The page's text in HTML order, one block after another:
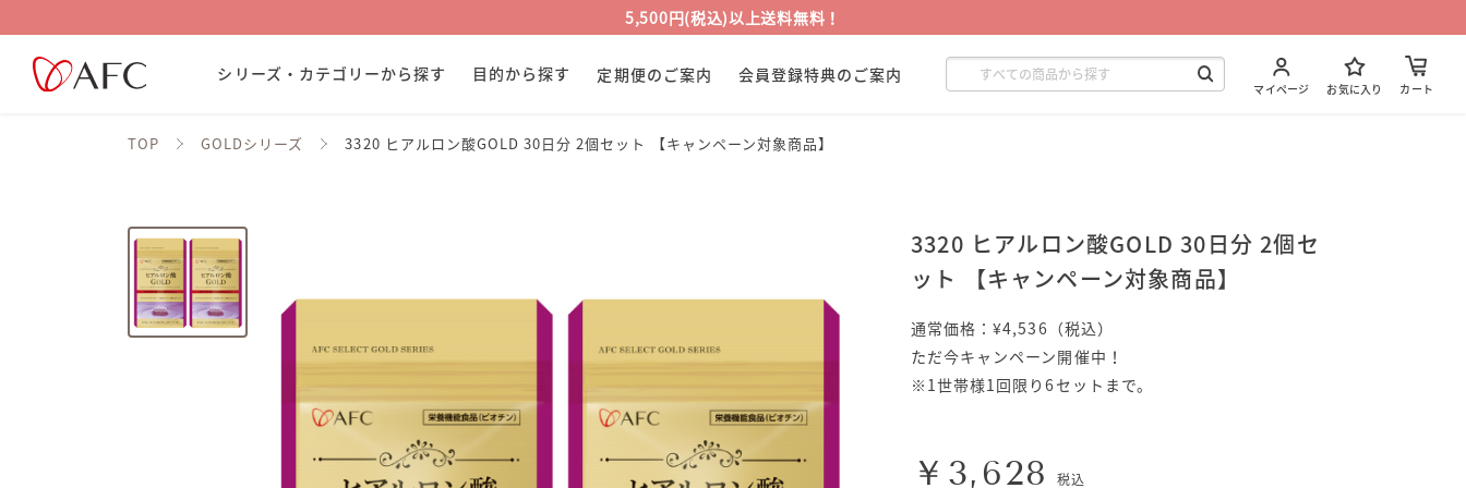
5,500円(税込)以上送料無料！
シリーズ・カテゴリーから探す 目的から探す 定期便のご案内 会員登録特典のご案内
マイページ お気に入り カート
TOP GOLDシリーズ 3320 ヒアルロン酸GOLD 30日分 2個セット 【キャンペーン対象商品】
3320 ヒアルロン酸GOLD 30日分 2個セ
ット 【キャンペーン対象商品】
通常価格：¥4,536（税込）
ただ今キャンペーン開催中！
※1世帯様1回限り6セットまで。
￥3,628 税込